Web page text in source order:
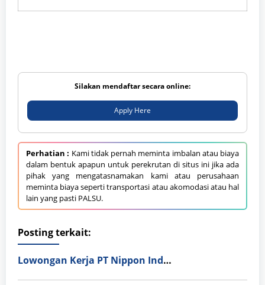
Silakan mendaftar secara online:
Apply Here
Perhatian : Kami tidak pernah meminta imbalan atau biaya
dalam bentuk apapun untuk perekrutan di situs ini jika ada
pihak yang mengatasnamakan kami atau perusahaan
meminta biaya seperti transportasi atau akomodasi atau hal
lain yang pasti PALSU.
Posting terkait:
Lowongan Kerja PT Nippon Indosari Corpindo Tbk. Bulan Agustus 2026